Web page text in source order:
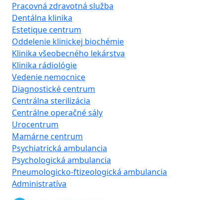
Pracovná zdravotná služba
Dentálna klinika
Estetique centrum
Oddelenie klinickej biochémie
Klinika všeobecného lekárstva
Klinika rádiológie
Vedenie nemocnice
Diagnostické centrum
Centrálna sterilizácia
Centrálne operačné sály
Urocentrum
Mamárne centrum
Psychiatrická ambulancia
Psychologická ambulancia
Pneumologicko-ftizeologická ambulancia
Administratíva